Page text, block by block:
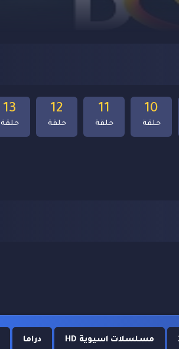
13
حلقة
12
حلقة
11
حلقة
10
حلقة
مسلسلات اسيوية HD دراما